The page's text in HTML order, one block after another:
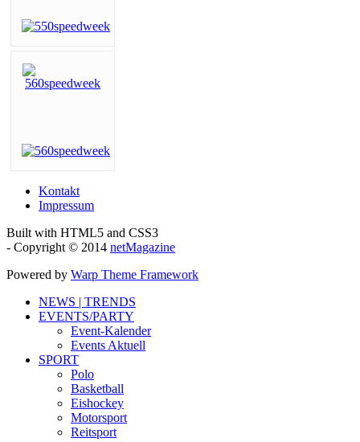
Kontakt
Impressum
Built with HTML5 and CSS3
- Copyright © 2014 netMagazine
Powered by Warp Theme Framework
NEWS | TRENDS
EVENTS/PARTY
Event-Kalender
Events Aktuell
SPORT
Polo
Basketball
Eishockey
Motorsport
Reitsport